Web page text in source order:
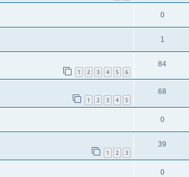
0
1
1 2 3 4 5 6
84
1 2 3 4 5
68
0
1 2 3
39
0